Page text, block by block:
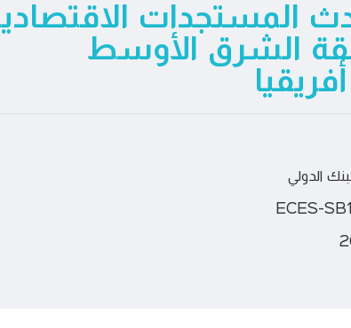
المستجدات
الشرق الأوسط
الدولي